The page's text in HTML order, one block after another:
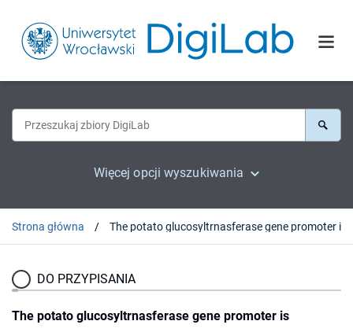
Więcej opcji wyszukiwania
Strona główna
DO PRZYPISANIA
The potato glucosyltrnasferase gene promoter is